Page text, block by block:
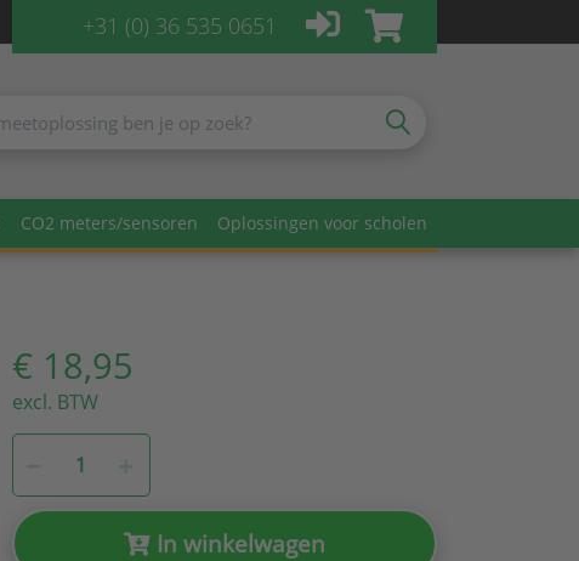
+31 (0) 36 535 0651
CO2 meters/sensoren Oplossingen voor scholen
€ 18,95
excl. BTW
In winkelwagen